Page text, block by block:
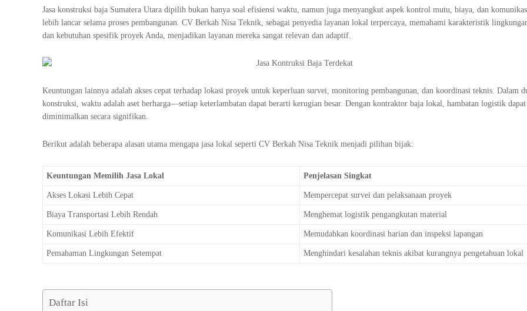
Jasa konstruksi baja Sumatera Utara dipilih bukan hanya soal efisiensi waktu, namun juga menyangkut aspek kontrol mutu, biaya, dan
lebih lancar selama proses pembangunan. CV Berkah Nisa Teknik, sebagai penyedia layanan lokal terpercaya, memahami karakteristik
dan kebutuhan spesifik proyek Anda, menjadikan layanan mereka sangat relevan dan adaptif.
Keuntungan lainnya adalah akses cepat terhadap lokasi proyek untuk keperluan survei, monitoring pembangunan, dan koordinasi teknis. Dalam
konstruksi, waktu adalah aset berharga—setiap keterlambatan dapat berarti kerugian besar. Dengan kontraktor baja lokal, hambatan logistik dapat
diminimalkan secara signifikan.
Berikut adalah beberapa alasan utama mengapa jasa lokal seperti CV Berkah Nisa Teknik menjadi pilihan bijak:
Keuntungan Memilih Jasa Lokal Penjelasan Singkat
Akses Lokasi Lebih Cepat Mempercepat survei dan pelaksanaan proyek
Biaya Transportasi Lebih Rendah Menghemat logistik pengangkutan material
Komunikasi Lebih Efektif Memudahkan koordinasi harian dan inspeksi lapangan
Pemahaman Lingkungan Setempat Menghindari kesalahan teknis akibat kurangnya pengetahuan lokal
Daftar Isi